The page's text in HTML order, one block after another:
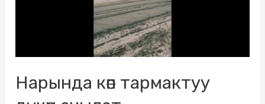
Нарында көп тармактуу